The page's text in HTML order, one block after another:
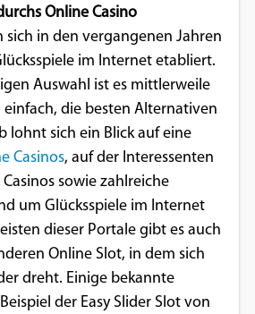
Online Casino
sich in den vergangenen Jahren
im Internet etabliert.
Auswahl ist es mittlerweile
die besten Alternativen
lohnt sich ein Blick auf eine
Casinos, auf der Interessenten
sowie zahlreiche
um Glücksspiele im Internet
dieser Portale gibt es auch
Online Slot, in dem sich
dreht. Einige bekannte
der Easy Slider Slot von
Plattformen anzeigen zu
von diesen externen
gesetzt.